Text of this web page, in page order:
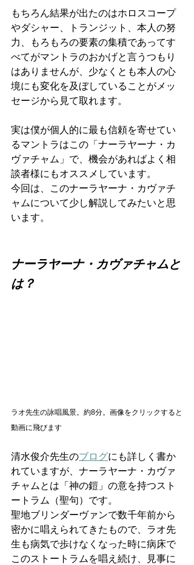
もちろん結果が出たのはホロスコープ
やダシャー、トランジット、本人の努
力、もろもろの要素の集積であってす
べてがマントラのおかげと言うつもり
はありませんが、少なくとも本人の心
境にも変化を及ぼしていることがメッ
セージから見て取れます。
実は僕が個人的に最も信頼を寄せてい
るマントラはこの「ナーラヤーナ・カ
ヴァチャム」で、機会があればよく相
談者様にもオススメしています。
今回は、このナーラヤーナ・カヴァチ
ャムについて少し解説してみたいと思
います。
ナーラヤーナ・カヴァチャムと
は？
ラオ先生の詠唱風景。約8分。画像をクリックすると
動画に飛びます
清水俊介先生のブログにも詳しく書か
れていますが、ナーラヤーナ・カヴァ
チャムとは「神の鎧」の意を持つスト
ートラム（聖句）です。
聖地ブリンダーヴァンで数千年前から
密かに唱えられてきたもので、ラオ先
生も病気で歩けなくなった時に病床で
このストートラムを唱え続け、見事に